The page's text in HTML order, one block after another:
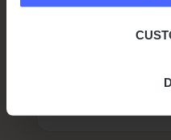
De Vasco
onderscheiding
werden onze